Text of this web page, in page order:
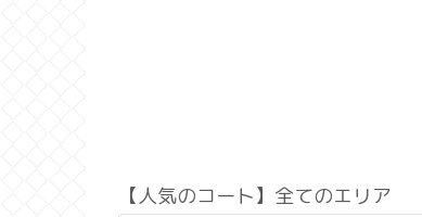
【人気のコート】全てのエリア